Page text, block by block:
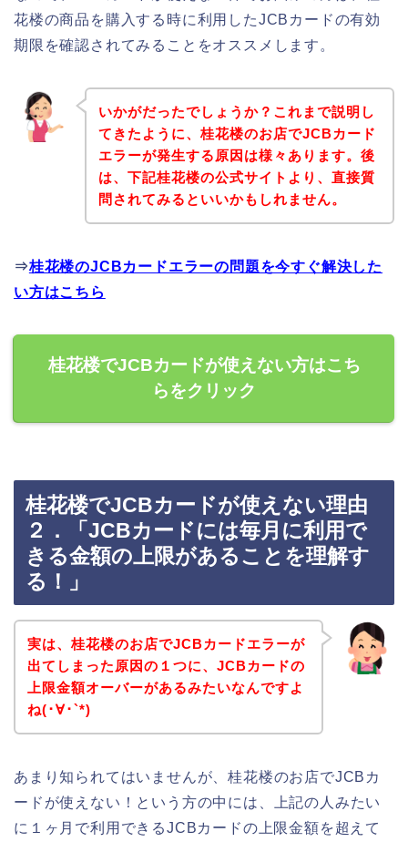
花楼の商品を購入する時に利用したJCBカードの有効
期限を確認されてみることをオススメします。
いかがだったでしょうか？これまで説明し
てきたように、桂花楼のお店でJCBカード
エラーが発生する原因は様々あります。後
は、下記桂花楼の公式サイトより、直接質
問されてみるといいかもしれません。
⇒桂花楼のJCBカードエラーの問題を今すぐ解決した
い方はこちら
桂花楼でJCBカードが使えない方はこち
らをクリック
桂花楼でJCBカードが使えない理由
２．「JCBカードには毎月に利用で
きる金額の上限があることを理解す
る！」
実は、桂花楼のお店でJCBカードエラーが
出てしまった原因の１つに、JCBカードの
上限金額オーバーがあるみたいなんですよ
ね(･∀･`*)
あまり知られてはいませんが、桂花楼のお店でJCBカ
ードが使えない！という方の中には、上記の人みたい
に１ヶ月で利用できるJCBカードの上限金額を超えて